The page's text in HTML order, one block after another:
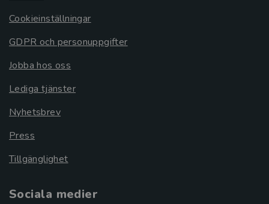
Cookieinställningar
GDPR och personuppgifter
Jobba hos oss
Lediga tjänster
Nyhetsbrev
Press
Tillgänglighet
Sociala medier